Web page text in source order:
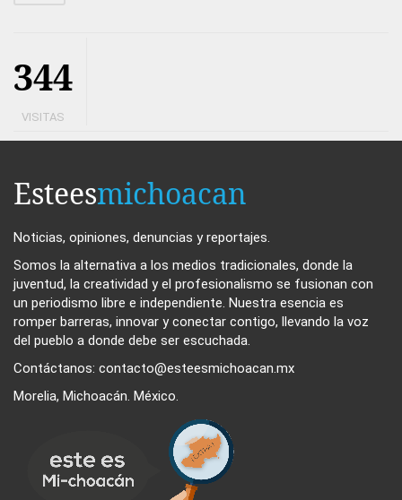
344
VISITAS
Esteesmichoacan
Noticias, opiniones, denuncias y reportajes.
Somos la alternativa a los medios tradicionales, donde la
juventud, la creatividad y el profesionalismo se fusionan con
un periodismo libre e independiente. Nuestra esencia es
romper barreras, innovar y conectar contigo, llevando la voz
del pueblo a donde debe ser escuchada.
Contáctanos: contacto@esteesmichoacan.mx
Morelia, Michoacán. México.